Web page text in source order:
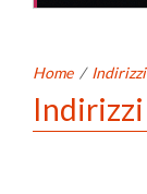
Home / Indirizzi
Indirizzi